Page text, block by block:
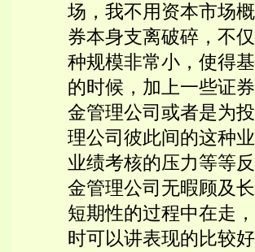
场，我不用资本市场
券本身支离破碎，不
种规模非常小，使得
的时候，加上一些证
金管理公司或者是为
理公司彼此间的这种
业绩考核的压力等等
金管理公司无暇顾及
短期性的过程中在走
时可以讲表现的比较